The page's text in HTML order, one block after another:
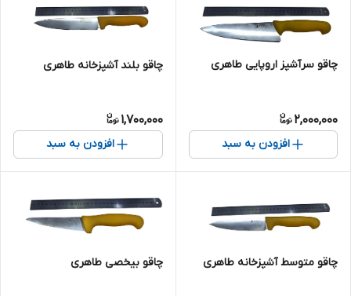
چاقو سرآشپز اروپایی طاهری
2,000,000
افزودن به سبد
چاقو بلند آشپزخانه طاهری
1,700,000
افزودن به سبد
چاقو متوسط آشپزخانه طاهری چاقو بیخصی طاهری